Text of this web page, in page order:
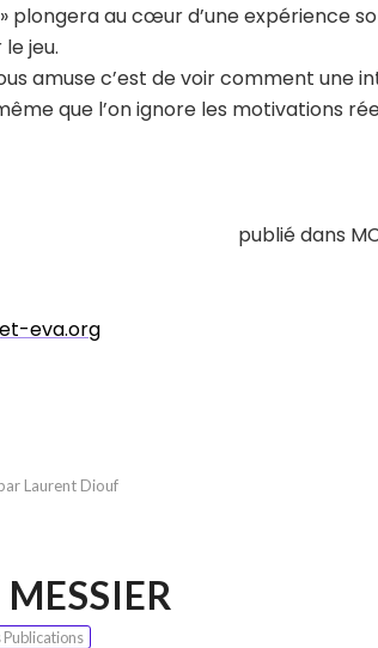
plongera au cœur d’une expérience
jeu.
amuse c’est de voir comment
que l’on ignore les motivations
publié dans
eva.org
Laurent Diouf
Publications